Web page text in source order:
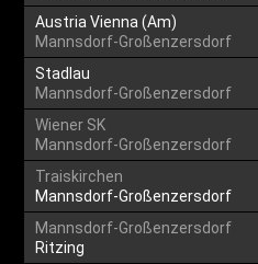
Austria Vienna (Am)
Mannsdorf-Großenzersdorf
Stadlau
Mannsdorf-Großenzersdorf
Wiener SK
Mannsdorf-Großenzersdorf
Traiskirchen
Mannsdorf-Großenzersdorf
Mannsdorf-Großenzersdorf
Ritzing